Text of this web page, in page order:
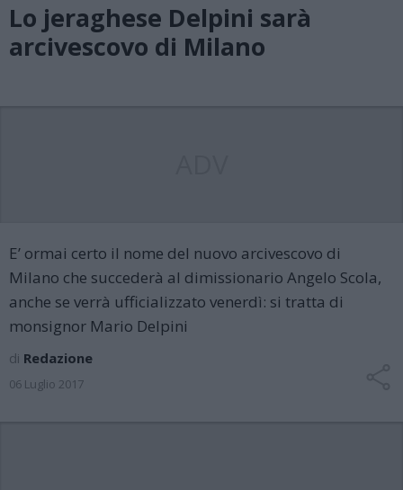
Lo jeraghese Delpini sarà
arcivescovo di Milano
E’ ormai certo il nome del nuovo arcivescovo di
Milano che succederà al dimissionario Angelo Scola,
anche se verrà ufficializzato venerdì: si tratta di
monsignor Mario Delpini
di Redazione
06 Luglio 2017